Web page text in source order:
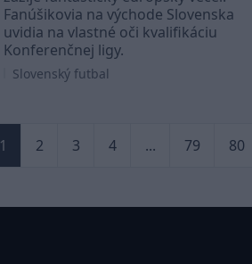
Fanúšikovia na východe Slovenska
uvidia na vlastné oči kvalifikáciu
Konferenčnej ligy.
Slovenský futbal
1 2 3 4 ... 79 80